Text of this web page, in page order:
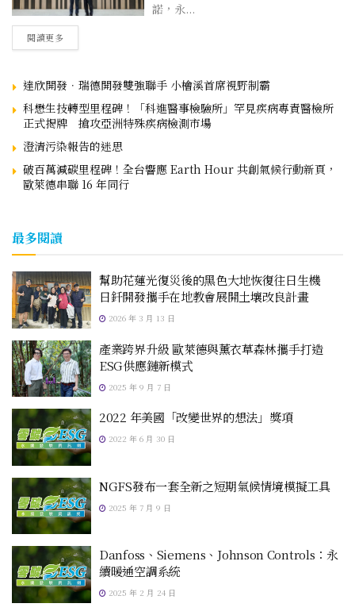
諾，永...
閱讀更多
達欣開發．瑞德開發雙強聯手 小檜溪首席視野制霸
科懋生技轉型里程碑！「科進醫事檢驗所」罕見疾病專責醫檢所
正式揭牌 搶攻亞洲特殊疾病檢測市場
澄清污染報告的迷思
破百萬減碳里程碑！全台響應 Earth Hour 共創氣候行動新頁，
歐萊德串聯 16 年同行
最多閱讀
幫助花蓮光復災後的黑色大地恢復往日生機
日釺開發攜手在地教會展開土壤改良計畫
2026 年 3 月 13 日
產業跨界升級 歐萊德與薰衣草森林攜手打造
ESG供應鏈新模式
2025 年 9 月 7 日
2022 年美國「改變世界的想法」獎項
2022 年 6 月 30 日
NGFS發布一套全新之短期氣候情境模擬工具
2025 年 7 月 9 日
Danfoss、Siemens、Johnson Controls：永
續暖通空調系統
2025 年 2 月 24 日